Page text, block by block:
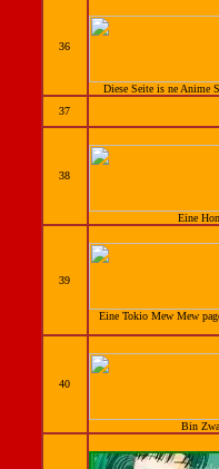
36
Diese Seite is ne Anime
37
38
Eine
39
Eine Tokio Mew Mew
40
Bin